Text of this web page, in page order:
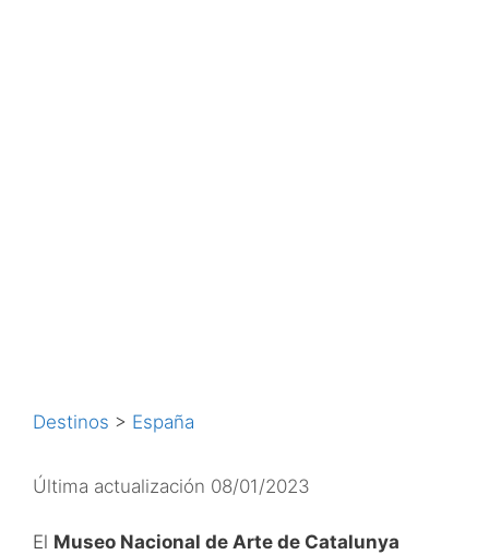
Destinos > España
Última actualización 08/01/2023
El Museo Nacional de Arte de Catalunya